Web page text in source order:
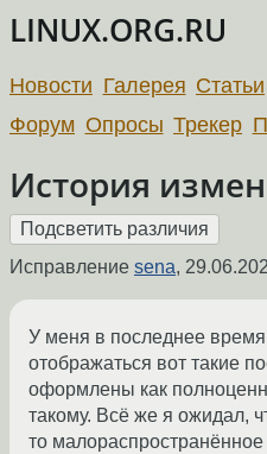
LINUX.ORG.RU
Новости Галерея Статьи
Форум Опросы Трекер
История
Исправление sena,
У меня в последнее время
отображаться вот такие
оформлены как
такому. Всё же я ожидал,
то